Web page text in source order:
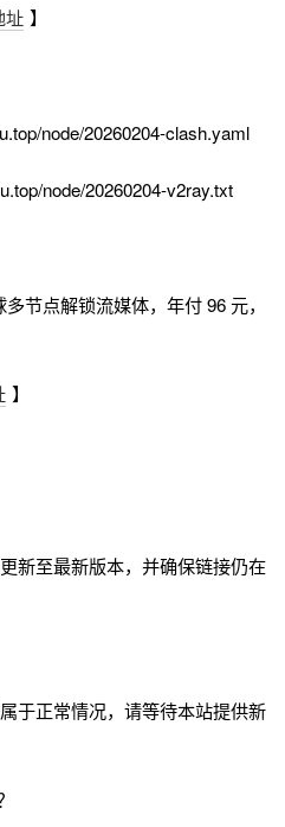
址 】
node/20260204-clash.yaml
node/20260204-v2ray.txt
节点解锁流媒体，年付 96 元，
】
新至最新版本，并确保链接仍在
于正常情况，请等待本站提供新